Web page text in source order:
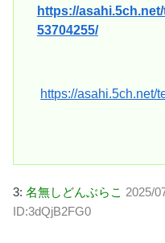
https://
53704255/
https://asahi.5ch.net/
3: 名無しどんぶらこ 2025/
ID:3dQjB2FG0